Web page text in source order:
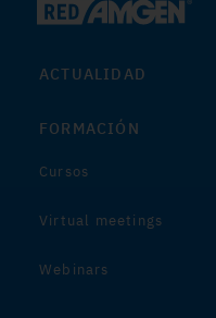
ACTUALIDAD
FORMACIÓN
Cursos
Virtual meetings
Webinars